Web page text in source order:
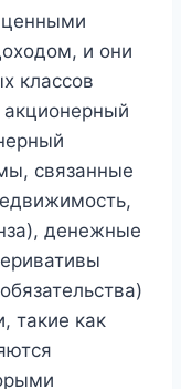
и они
классов
связанные
денежные
такие как